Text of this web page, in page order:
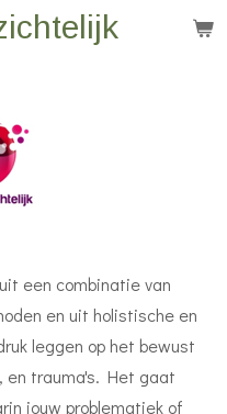
een combinatie van
en uit holistische en
leggen op het bewust
en trauma's. Het gaat
jouw problematiek of